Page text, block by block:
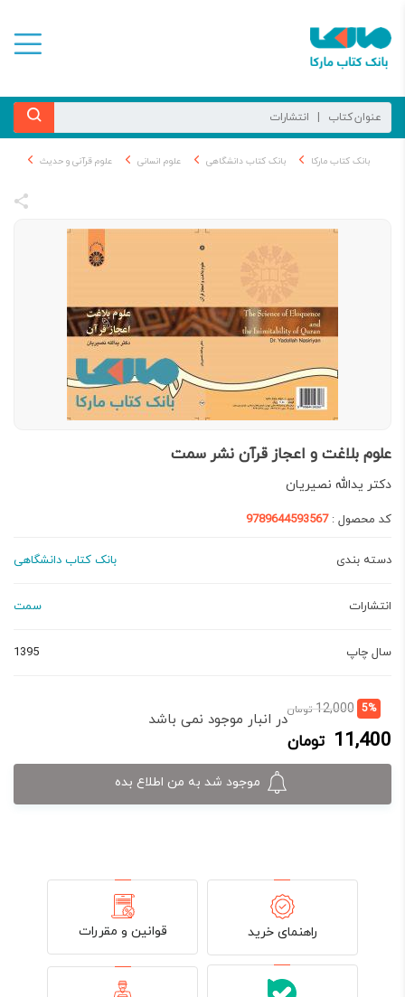
بانک کتاب مارکا بانک کتاب دانشگاهی علوم انسانی علوم قرآنی و حدیث
علوم بلاغت و اعجاز قرآن نشر سمت
دكتر يدالله نصيريان
کد محصول :9789644593567
دسته بندی بانک کتاب دانشگاهی
انتشارات سمت
سال چاپ 1395
5%
12,000 تومانقیمت
اصلی:
11,400 تومان
قیمت
فعلی:
11,400 تومان.
در انبار موجود نمی باشد
موجود شد به من اطلاع بده
راهنمای خرید قوانین و مقررات